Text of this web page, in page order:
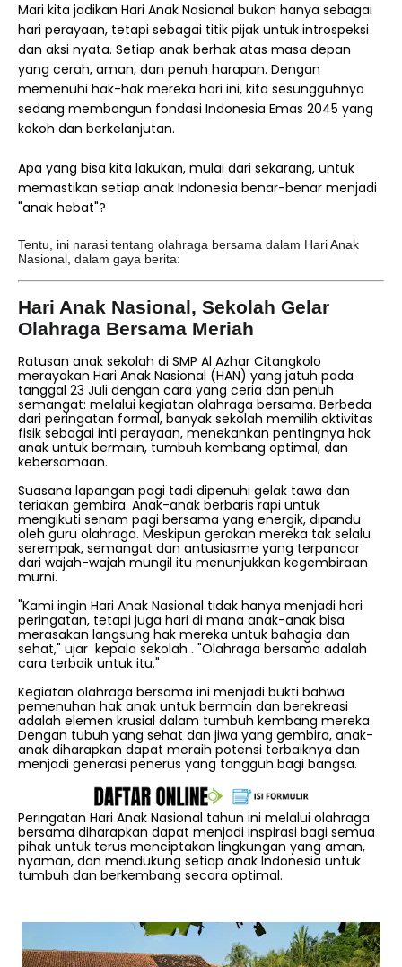
Mari kita jadikan Hari Anak Nasional bukan hanya sebagai
hari perayaan, tetapi sebagai titik pijak untuk introspeksi
dan aksi nyata. Setiap anak berhak atas masa depan
yang cerah, aman, dan penuh harapan. Dengan
memenuhi hak-hak mereka hari ini, kita sesungguhnya
sedang membangun fondasi Indonesia Emas 2045 yang
kokoh dan berkelanjutan.
Apa yang bisa kita lakukan, mulai dari sekarang, untuk
memastikan setiap anak Indonesia benar-benar menjadi
"anak hebat"?
Tentu, ini narasi tentang olahraga bersama dalam Hari Anak
Nasional, dalam gaya berita:
Hari Anak Nasional, Sekolah Gelar
Olahraga Bersama Meriah
Ratusan anak sekolah di SMP Al Azhar Citangkolo
merayakan Hari Anak Nasional (HAN) yang jatuh pada
tanggal 23 Juli dengan cara yang ceria dan penuh
semangat: melalui kegiatan olahraga bersama. Berbeda
dari peringatan formal, banyak sekolah memilih aktivitas
fisik sebagai inti perayaan, menekankan pentingnya hak
anak untuk bermain, tumbuh kembang optimal, dan
kebersamaan.
Suasana lapangan pagi tadi dipenuhi gelak tawa dan
teriakan gembira. Anak-anak berbaris rapi untuk
mengikuti senam pagi bersama yang energik, dipandu
oleh guru olahraga. Meskipun gerakan mereka tak selalu
serempak, semangat dan antusiasme yang terpancar
dari wajah-wajah mungil itu menunjukkan kegembiraan
murni.
"Kami ingin Hari Anak Nasional tidak hanya menjadi hari
peringatan, tetapi juga hari di mana anak-anak bisa
merasakan langsung hak mereka untuk bahagia dan
sehat," ujar kepala sekolah . "Olahraga bersama adalah
cara terbaik untuk itu."
Kegiatan olahraga bersama ini menjadi bukti bahwa
pemenuhan hak anak untuk bermain dan berekreasi
adalah elemen krusial dalam tumbuh kembang mereka.
Dengan tubuh yang sehat dan jiwa yang gembira, anak-
anak diharapkan dapat meraih potensi terbaiknya dan
menjadi generasi penerus yang tangguh bagi bangsa.
Peringatan Hari Anak Nasional tahun ini melalui olahraga
bersama diharapkan dapat menjadi inspirasi bagi semua
pihak untuk terus menciptakan lingkungan yang aman,
nyaman, dan mendukung setiap anak Indonesia untuk
tumbuh dan berkembang secara optimal.